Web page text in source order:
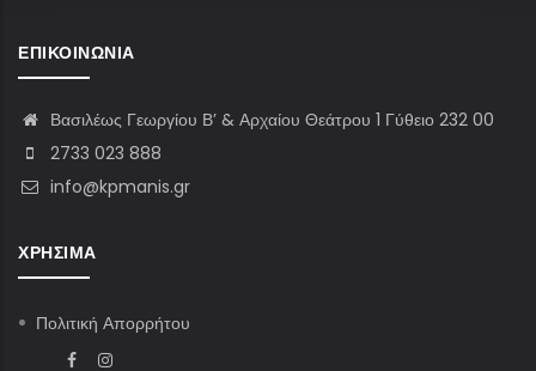
ΕΠΙΚΟΙΝΩΝΊΑ
Βασιλέως Γεωργίου Β’ & Αρχαίου Θεάτρου 1 Γύθειο 232 00
2733 023 888
info@kpmanis.gr
ΧΡΉΣΙΜΑ
Πολιτική Απορρήτου